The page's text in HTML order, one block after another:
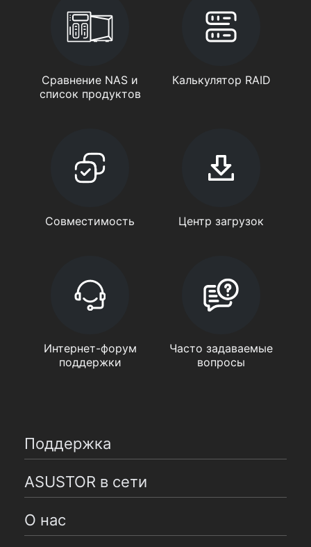
Сравнение NAS и
список продуктов
Калькулятор RAID
Совместимость Центр загрузок
Интернет-форум
поддержки
Часто задаваемые
вопросы
Поддержка
ASUSTOR в сети
О нас